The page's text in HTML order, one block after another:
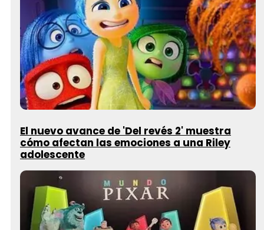
El nuevo avance de 'Del revés 2' muestra
cómo afectan las emociones a una Riley
adolescente